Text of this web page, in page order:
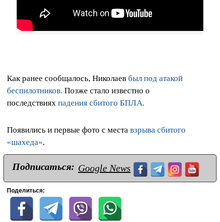
Как ранее сообщалось, Николаев был под атакой
беспилотников. Позже стало известно о
последствиях падения сбитого БПЛА.
Появились и первые фото с места взрыва сбитого
«шахеда».
Подписаться: Google News
Поделиться: